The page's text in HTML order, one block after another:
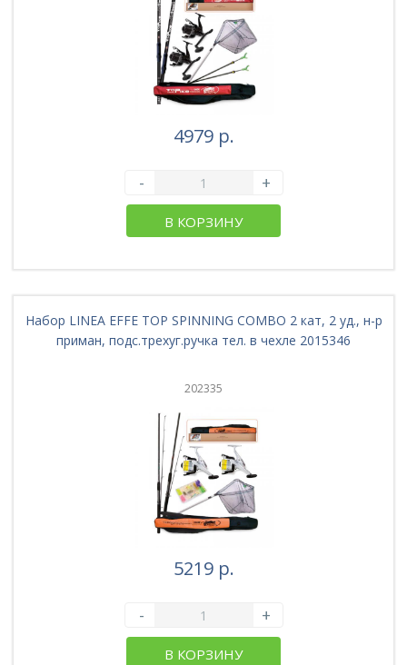
4979 р.
- +
В КОРЗИНУ
Набор LINEA EFFE TOP SPINNING COMBO 2 кат, 2 уд., н-р
приман, подс.трехуг.ручка тел. в чехле 2015346
202335
5219 р.
- +
В КОРЗИНУ